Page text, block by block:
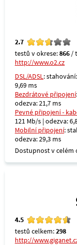
2.7
testů v okrese:866 /
http://www.o2.cz
DSL/ADSL:
9,69 ms
Bezdrátové připojení
odezva: 21,7 ms
Pevné připojení -
121 Mb/s | odezva:
Mobilní připojení:
odezva: 29,3 ms
Dostupnost v celém
4.5
testů celkem:298
http://